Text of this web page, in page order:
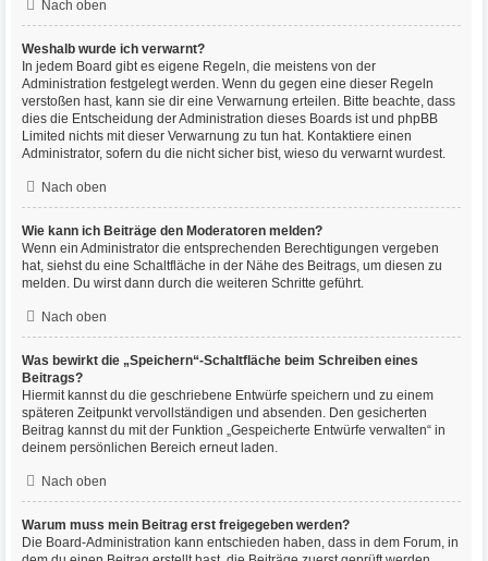
Nach oben
Weshalb wurde ich verwarnt?
In jedem Board gibt es eigene Regeln, die meistens von der
Administration festgelegt werden. Wenn du gegen eine dieser Regeln
verstoßen hast, kann sie dir eine Verwarnung erteilen. Bitte beachte, dass
dies die Entscheidung der Administration dieses Boards ist und phpBB
Limited nichts mit dieser Verwarnung zu tun hat. Kontaktiere einen
Administrator, sofern du die nicht sicher bist, wieso du verwarnt wurdest.
Nach oben
Wie kann ich Beiträge den Moderatoren melden?
Wenn ein Administrator die entsprechenden Berechtigungen vergeben
hat, siehst du eine Schaltfläche in der Nähe des Beitrags, um diesen zu
melden. Du wirst dann durch die weiteren Schritte geführt.
Nach oben
Was bewirkt die „Speichern“-Schaltfläche beim Schreiben eines
Beitrags?
Hiermit kannst du die geschriebene Entwürfe speichern und zu einem
späteren Zeitpunkt vervollständigen und absenden. Den gesicherten
Beitrag kannst du mit der Funktion „Gespeicherte Entwürfe verwalten“ in
deinem persönlichen Bereich erneut laden.
Nach oben
Warum muss mein Beitrag erst freigegeben werden?
Die Board-Administration kann entschieden haben, dass in dem Forum, in